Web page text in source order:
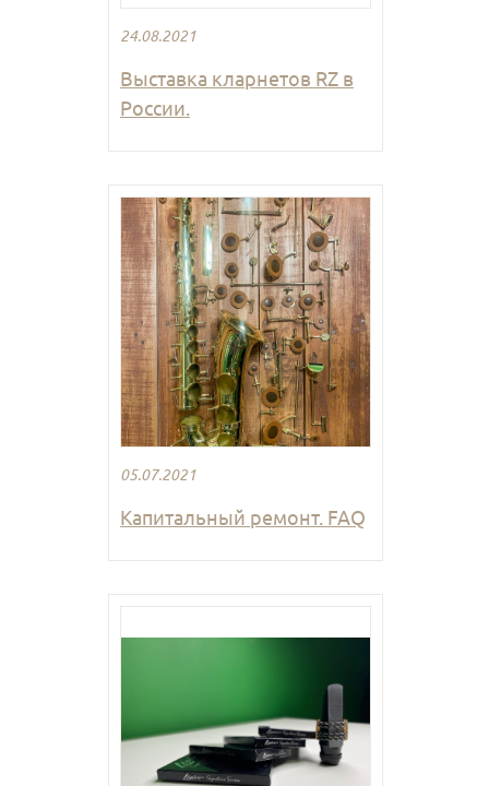
24.08.2021
Выставка кларнетов RZ в
России.
05.07.2021
Капитальный ремонт. FAQ